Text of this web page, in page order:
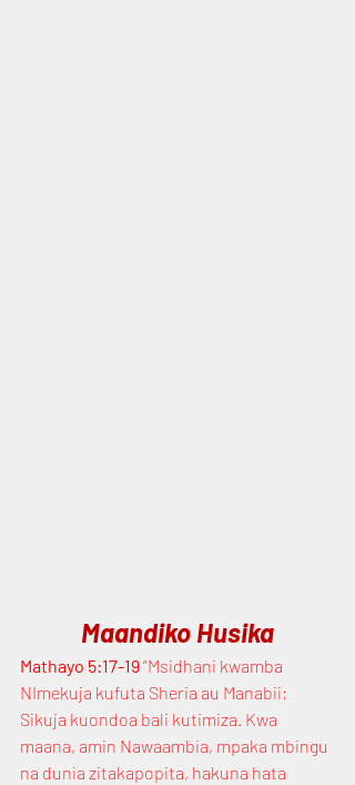
Maandiko Husika
Mathayo 5:17-19 “Msidhani kwamba
NImekuja kufuta Sheria au Manabii;
Sikuja kuondoa bali kutimiza. Kwa
maana, amin Nawaambia, mpaka mbingu
na dunia zitakapopita, hakuna hata